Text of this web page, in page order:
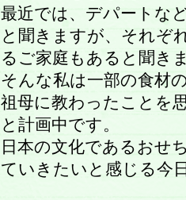
最近では、デパートな
と聞きますが、それぞ
るご家庭もあると聞き
そんな私は一部の食材
祖母に教わったことを
と計画中です。
日本の文化であるおせ
ていきたいと感じる今